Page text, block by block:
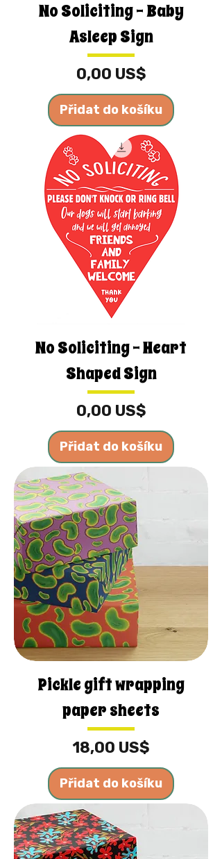
No Soliciting - Baby
Asleep Sign
Cena
0,00 US$
Přidat do košíku
No Soliciting - Heart
Shaped Sign
Cena
0,00 US$
Přidat do košíku
Pickle gift wrapping
paper sheets
Cena
18,00 US$
Přidat do košíku